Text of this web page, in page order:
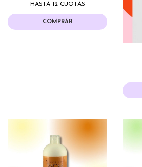
HASTA 12 CUOTAS
COMPRAR